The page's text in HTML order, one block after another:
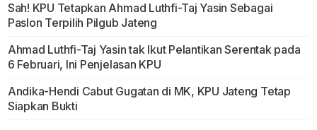
Sah! KPU Tetapkan Ahmad Luthfi-Taj Yasin Sebagai
Paslon Terpilih Pilgub Jateng
Ahmad Luthfi-Taj Yasin tak Ikut Pelantikan Serentak pada
6 Februari, Ini Penjelasan KPU
Andika-Hendi Cabut Gugatan di MK, KPU Jateng Tetap
Siapkan Bukti